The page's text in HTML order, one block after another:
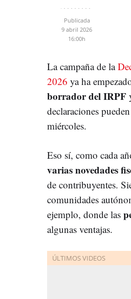
Publicada
9 abril 2026
16:00h
La campaña de la
2026 ya ha
borrador del IRPF
declaraciones
miércoles.
Eso sí, como cada
varias novedades
de contribuyentes.
comunidades
ejemplo, donde las
algunas ventajas.